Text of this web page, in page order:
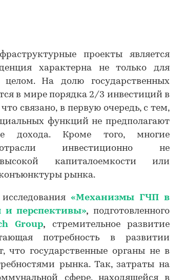
проекты является
характерна не только для
На долю государственных
в мире порядка 2/3 инвестиций в
связано, в первую очередь, с тем,
функций не предполагают
дохода. Кроме того, многие
инвестиционно не
капиталоемкости или
рынка.
«Механизмы ГЧП в
и перспективы», подготовленного
Group, стремительное развитие
потребность в развитии
что государственные органы не в
рынка. Так, затраты на